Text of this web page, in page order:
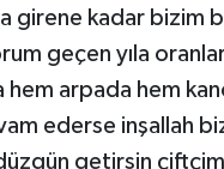
girene kadar bizim
geçen yıla
hem arpada hem
ederse inşallah
getirsin